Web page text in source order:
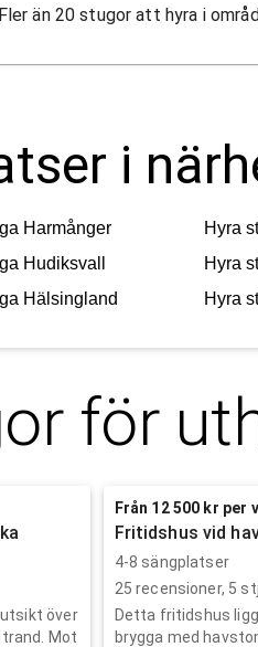
än 20 stugor att hyra i
i
Harmånger Hyra
Hudiksvall Hyra
Hälsingland Hyra
för
över
Mot
Från 12 500 kr per
Fritidshus vid
4-8 sängplatser
25 recensioner, 5
Detta fritidshus
brygga med